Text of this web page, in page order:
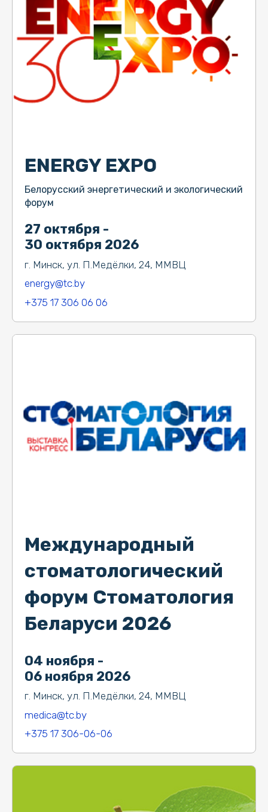
27 октября -
30 октября 2026
г. Минск, ул. П.Медёлки, 24, ММВЦ
energy@tc.by
+375 17 306 06 06
ENERGY EXPO
Белорусский энергетический и экологический
форум
04 ноября -
06 ноября 2026
г. Минск, ул. П.Медёлки, 24, ММВЦ
medica@tc.by
+375 17 306-06-06
Международный
стоматологический
форум Стоматология
Беларуси 2026